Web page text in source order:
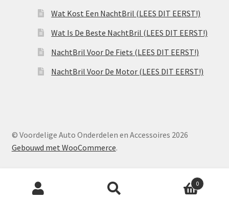
Wat Kost Een NachtBril (LEES DIT EERST!)
Wat Is De Beste NachtBril (LEES DIT EERST!)
NachtBril Voor De Fiets (LEES DIT EERST!)
NachtBril Voor De Motor (LEES DIT EERST!)
© Voordelige Auto Onderdelen en Accessoires 2026
Gebouwd met WooCommerce.
Producten
zoeken
0